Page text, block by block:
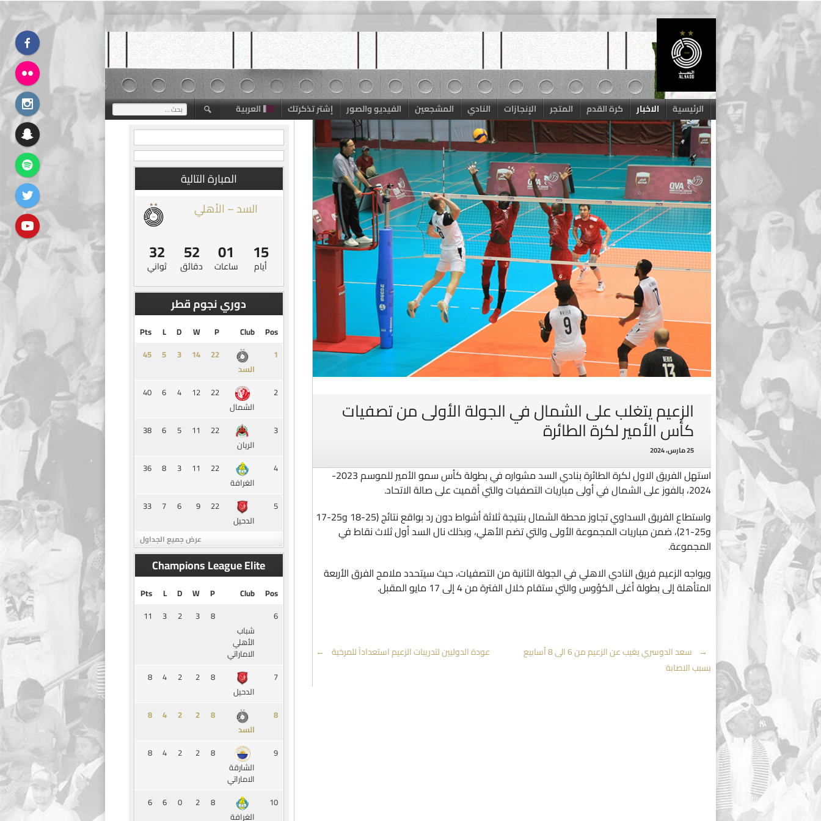
Skip
content
الرئيسية الاخبار كرة القدم المتجر الإنجازات النادي المشجعين الفيديو والصور إشتر تذكرتك العربية البحث
عن:
الزعيم يتغلب على الشمال في الجولة الأولى من تصفيات
كأس الأمير لكرة الطائرة
25 مارس، 2024
استهل الفريق الاول لكرة الطائرة بنادي السد مشواره في بطولة كأس سمو الأمير للموسم 2023-
2024، بالفوز على الشمال في أولى مباريات التصفيات والتي أقميت على صالة الاتحاد.
واستطاع الفريق السداوي تجاوز محطة الشمال بنتيجة ثلاثة أشواط دون رد بواقع نتائج (25-18 و25-17
و25-21)، ضمن مباريات المجموعة الأولى والتي تضم الأهلي، وبذلك نال السد أول ثلاث نقاط في
المجموعة.
ويواجه الزعيم فريق النادي الاهلي في الجولة الثانية من التصفيات، حيث سيتحدد ملامح الفرق الأربعة
المتأهلة إلى بطولة أغلى الكؤوس والتي ستقام خلال الفترة من 4 إلى 17 مايو المقبل.
Post
←
سعد الدوسري يغيب عن الزعيم من 6 الى 8 أسابيع
بسبب الاصابة
عودة الدوليين لتدريبات الزعيم استعداداً للمرخية →
المبارة التالية
السد – الأهلي
15
أيام
01
ساعات
52
دقائق
31
ثواني
دوري نجوم قطر
Pos
Club
P
W
D
L
Pts
1
السد
‏22
14
3
5
45
2
الشمال
22
12
4
6
40
3
الريان
22
11
5
6
38
4
الغرافة
22
11
3
8
36
5
الدحيل
22
9
6
7
33
عرض جميع الجداول
Champions League Elite
Pos
Club
P
W
D
L
Pts
6
شباب
الأهلي
الاماراتي
8
3
2
3
11
7
الدحيل
8
2
2
4
8
8
السد
8
2
2
4
8
9
الشارقة
الاماراتي
8
2
2
4
8
10
الغرافة
8
2
0
6
6